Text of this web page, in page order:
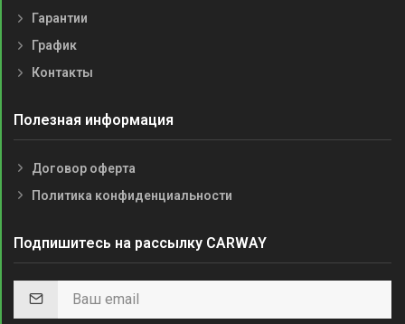
Гарантии
График
Контакты
Полезная информация
Договор оферта
Политика конфиденциальности
Подпишитесь на рассылку CARWAY